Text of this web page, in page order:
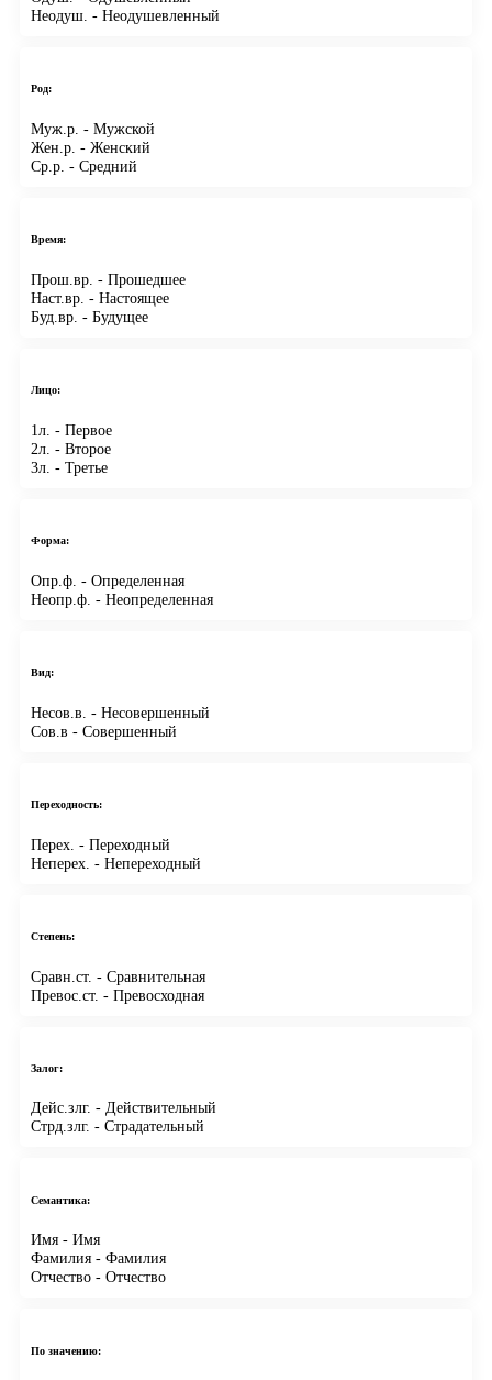
Неодуш. - Неодушевленный
Род:
Муж.р. - Мужской
Жен.р. - Женский
Ср.р. - Средний
Время:
Прош.вр. - Прошедшее
Наст.вр. - Настоящее
Буд.вр. - Будущее
Лицо:
1л. - Первое
2л. - Второе
3л. - Третье
Форма:
Опр.ф. - Определенная
Неопр.ф. - Неопределенная
Вид:
Несов.в. - Несовершенный
Сов.в - Совершенный
Переходность:
Перех. - Переходный
Неперех. - Непереходный
Степень:
Сравн.ст. - Сравнительная
Превос.ст. - Превосходная
Залог:
Дейс.злг. - Действительный
Стрд.злг. - Страдательный
Семантика:
Имя - Имя
Фамилия - Фамилия
Отчество - Отчество
По значению: